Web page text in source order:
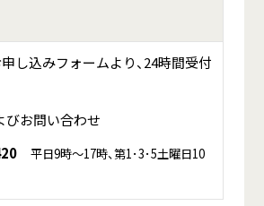
申し込みフォームより、24時間受付
びお問い合わせ
平日9時～17時、第1･3･5土曜日10